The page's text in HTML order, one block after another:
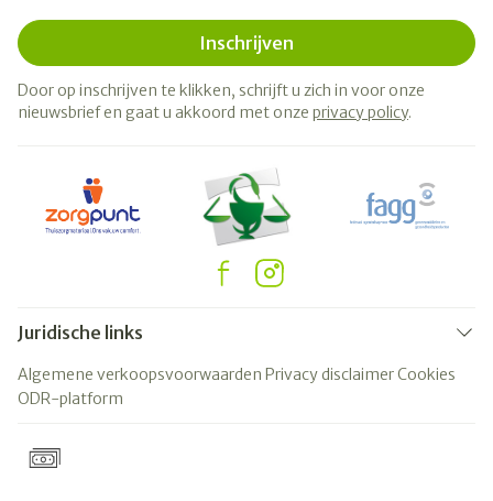
Inschrijven
Door op inschrijven te klikken, schrijft u zich in voor onze
nieuwsbrief en gaat u akkoord met onze privacy policy.
Juridische links
Algemene verkoopsvoorwaarden Privacy disclaimerCookies
ODR-platform